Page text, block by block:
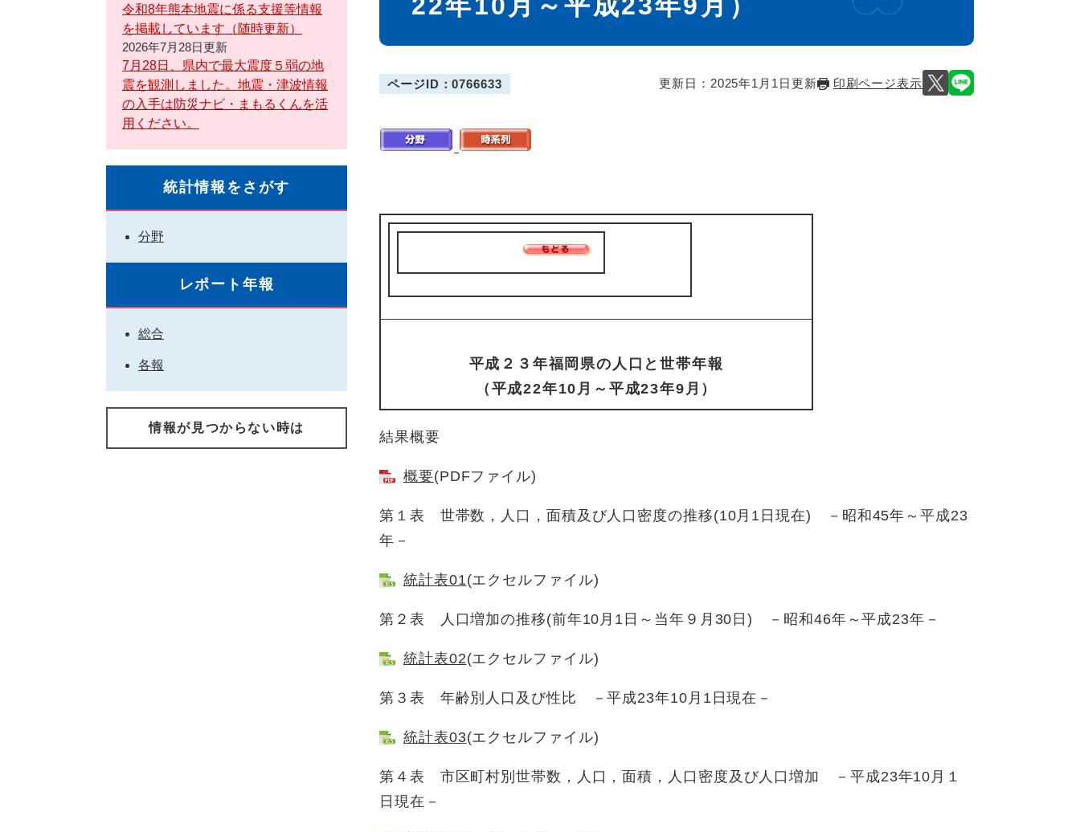
ページID：0766633 更新日：2025年1月1日更新 印刷ページ表示
平成２３年福岡県の人口と世帯年報
（平成22年10月～平成23年9月）
結果概要
概要(PDFファイル)
第１表 世帯数，人口，面積及び人口密度の推移(10月1日現在) －昭和45年～平成23
年－
統計表01(エクセルファイル)
第２表 人口増加の推移(前年10月1日～当年９月30日) －昭和46年～平成23年－
統計表02(エクセルファイル)
第３表 年齢別人口及び性比 －平成23年10月1日現在－
統計表03(エクセルファイル)
第４表 市区町村別世帯数，人口，面積，人口密度及び人口増加 －平成23年10月１
日現在－
令和8年熊本地震に係る支援等情報
を掲載しています（随時更新）
2026年7月28日更新
7月28日、県内で最大震度５弱の地
震を観測しました。地震・津波情報
の入手は防災ナビ・まもるくんを活
用ください。
統計情報をさがす
分野
レポート年報
総合
各報
情報が見つからない時は